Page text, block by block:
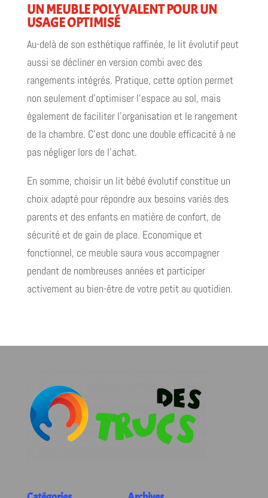
UN MEUBLE POLYVALENT POUR UN
USAGE OPTIMISÉ
Au-delà de son esthétique raffinée, le lit évolutif peut
aussi se décliner en version combi avec des
rangements intégrés. Pratique, cette option permet
non seulement d’optimiser l’espace au sol, mais
également de faciliter l’organisation et le rangement
de la chambre. C’est donc une double efficacité à ne
pas négliger lors de l’achat.
En somme, choisir un lit bébé évolutif constitue un
choix adapté pour répondre aux besoins variés des
parents et des enfants en matière de confort, de
sécurité et de gain de place. Economique et
fonctionnel, ce meuble saura vous accompagner
pendant de nombreuses années et participer
activement au bien-être de votre petit au quotidien.